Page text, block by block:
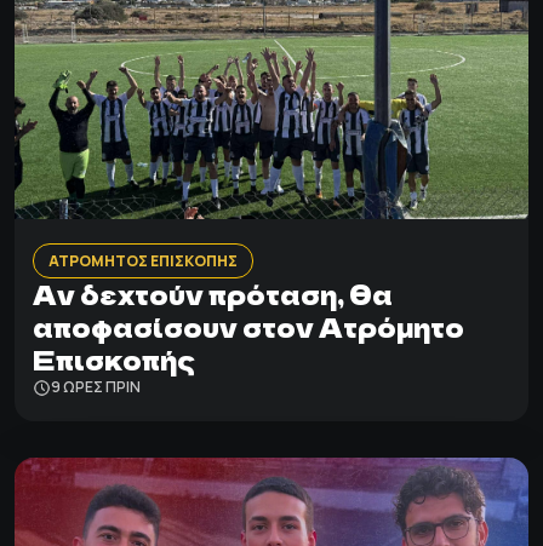
ΑΤΡΟΜΗΤΟΣ ΕΠΙΣΚΟΠΗΣ
Αν δεχτούν πρόταση, θα
αποφασίσουν στον Ατρόμητο
Επισκοπής
9 ΩΡΕΣ ΠΡΙΝ